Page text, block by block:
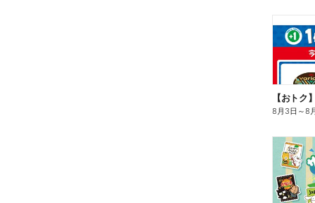
8月3日 ～8